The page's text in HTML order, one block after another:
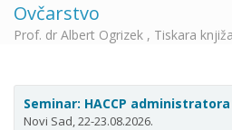
Ovčarstvo
Prof. dr Albert Ogrizek , Tiskara
Seminar: HACCP administratora
Novi Sad, 22-23.08.2026.